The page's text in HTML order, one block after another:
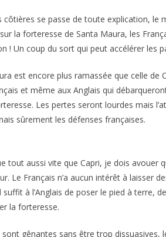
côtières se passe de toute explication, le
la forteresse de Santa Maura, les
! Un coup du sort qui peut accélérer les
est encore plus ramassée que celle de
et même aux Anglais qui
Les pertes seront lourdes mais
sûrement les défenses françaises.
tout aussi vite que Capri, je dois avouer
Le Français n’a aucun intérêt à laisser
suffit à l’Anglais de poser le pied à terre,
la forteresse.
gênantes sans être trop dissuasives,